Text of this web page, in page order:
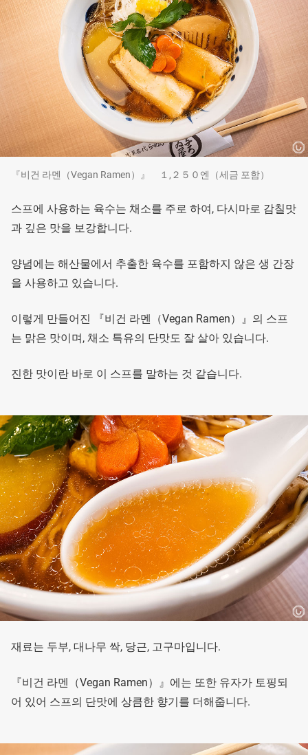
『비건 라멘（Vegan Ramen）』 １,２５０엔（세금 포함）
스프에 사용하는 육수는 채소를 주로 하여, 다시마로 감칠맛
과 깊은 맛을 보강합니다.
양념에는 해산물에서 추출한 육수를 포함하지 않은 생 간장
을 사용하고 있습니다.
이렇게 만들어진 『비건 라멘（Vegan Ramen）』의 스프
는 맑은 맛이며, 채소 특유의 단맛도 잘 살아 있습니다.
진한 맛이란 바로 이 스프를 말하는 것 같습니다.
재료는 두부, 대나무 싹, 당근, 고구마입니다.
『비건 라멘（Vegan Ramen）』에는 또한 유자가 토핑되
어 있어 스프의 단맛에 상큼한 향기를 더해줍니다.